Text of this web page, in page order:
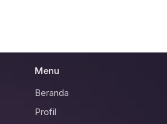
Menu
Beranda
Profil